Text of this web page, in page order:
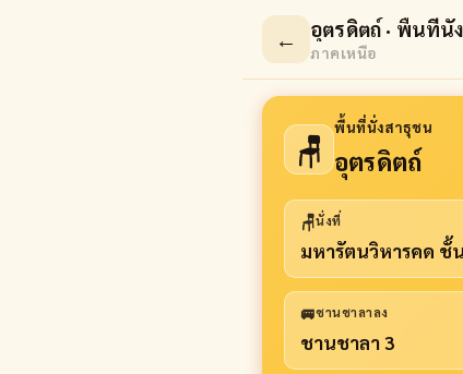
← อุตรดิตถ์ · พื้นที่นั่
ภาคเหนือ
🪑
พื้นที่นั่งสาธุชน
อุตรดิตถ์
🪑นั่งที่
มหารัตนวิหารคด ชั้
🚐ชานชาลาลง
ชานชาลา 3